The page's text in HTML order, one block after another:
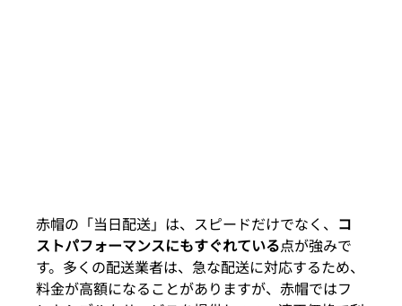
赤帽の「当日配送」は、スピードだけでなく、 コ
ストパフォーマンスにもすぐれている点が強みで
す。多くの配送業者は、急な配送に対応するため、
料金が高額になることがありますが、赤帽ではフ